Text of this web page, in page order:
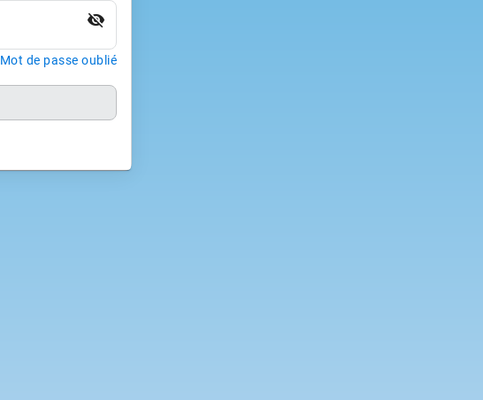
visibility_off
Mot de passe oublié